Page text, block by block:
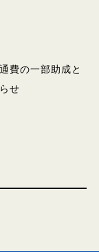
費の一部助成と
せ